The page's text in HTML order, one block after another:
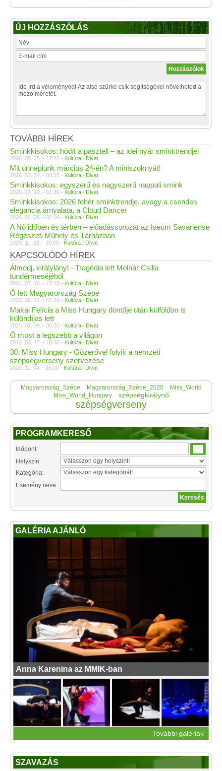
ÚJ HOZZÁSZÓLÁS
TOVÁBBI HÍREK
Sminkkisokos: hódít a pasztell – az idei nyár sminktrendjei
2026. 05. 25. - 17:45 - Kultúra / Divat
Mit ünneplünk március 24-én? A miniszoknyát!
2026. 03. 24. - 00:10 - Kultúra / Divat
Sminkkisokos: egyszerű és nagyszerű nappali smink
2026. 03. 10. - 01:30 - Kultúra / Divat
Sminkkisokos: 2026 fehér sminktrendje, avagy a csendes
elegancia árnyalata, a Cloud Dancer
2026. 02. 26. - 01:00 - Kultúra / Divat
A Nő időben és térben – előadássorozat az Iseum Savariense
Régészeti Műhely és Tárházban
2025. 11. 28. - 10:00 - Kultúra / Divat
KAPCSOLÓDÓ HÍREK
Álmodj, királylány! - Tragédia lett Molnár Csilla
tündérmeséjéből
2024. 07. 10. - 17:40 - Kultúra / Divat
Ő lett Magyarország Szépe
2023. 06. 12. - 01:30 - Kultúra / Divat
Makai Felícia a Miss Hungary döntője után külföldön is
különdíjas lett
2023. 02. 09. - 00:30 - Kultúra / Divat
Ő most a legszebb a világon
2022. 03. 17. - 10:30 - Kultúra / Divat
30. Miss Hungary - Gőzerővel folyik a nemzeti
szépségverseny szervezése
2020. 11. 04. - 16:20 - Kultúra / Divat
Magyarország_Szépe Magyarország_Szépe_2020
Miss_World
Miss_World_Hungary
szépségkirálynő
szépségverseny
PROGRAMKERESŐ
Időpont:
Helyszín:
Kategória:
Esemény neve:
GALÉRIA AJÁNLÓ
Anna Karenina az MMIK-ban
További galériák
SZAVAZÁS